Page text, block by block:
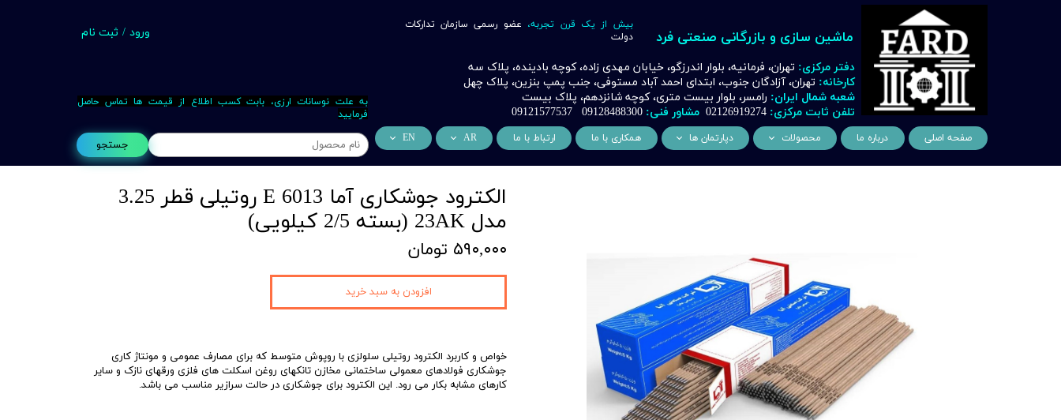
جستجو
دفتر مرکزی: تهران، فرمانیه، بلوار اندرزگو، خیابان مهدی زاده، کوچه بادینده، پلاک سه
کارخانه: تهران، آزادگان جنوب، ابتدای احمد آباد مستوفی، جنب پمپ بنزین، پلاک چهل
شعبه شمال ایران: رامسر، بلوار بیست متری، کوچه شانزدهم، پلاک بیست
تلفن ثابت مرکزی: 02126919274 مشاور فنی:
ماشین سازی و بازرگانی صنعتی فرد
بیش از یک قرن تجربه، عضو رسمی سازمان تدارکات
دولت
ورود / ثبت نام
خروج از حساب کاربری
صفحه اصلی درباره ما محصولات
ماشین آلات و تجهیزات جوشکاری
ماشین آلات و تجهیزات پاشش
ماشین آلات و تجهیزات چوب
ماشین آلات و تجهیزات بتن
ماشین آلات و تجهیزات پرسکاری
ماشین آلات و تجهیزات کارگاهی
دپارتمان ها همکاری با ما ارتباط با ما AR
التعاون التجاري
EN
Business Cooperation
به علت نوسانات ارزی، بابت کسب اطلاع از قیمت ها تماس حاصل
فرمایید
الکترود جوشکاری آما E 6013 روتیلی قطر 3.25
مدل 23AK (بسته 2/5 کیلویی)
۵۹۰,۰۰۰ تومان
خواص و کاربرد الکترود روتیلی سلولزی با روپوش متوسط که برای مصارف عمومی و مونتاژ کاری
جوشکاری فولادهای معمولی ساختمانی مخازن تانکهای روغن اسکلت های فلزی ورقهای نازک و سایر
کارهای مشابه بکار می رود. این الکترود برای جوشکاری در حالت سرازیر مناسب می باشد.
افزودن به سبد خرید